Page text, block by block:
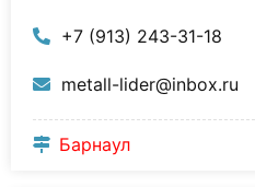
+7 (913) 243-31-18
metall-lider@inbox.ru
Барнаул